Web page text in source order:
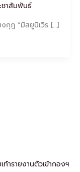
ชาสัมพันธ์
กุฎ “มิสยูนิเวิร […]
ารายงานตัวเข้ากองฯ